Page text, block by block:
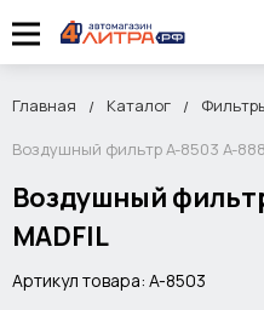
Главная Каталог
Воздушный фильтр A-8503 A-888
Воздушный
MADFIL
Артикул товара: A-8503